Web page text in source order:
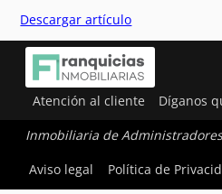
Descargar artículo
Atención al cliente Díganos
Inmobiliaria de
Aviso legal
Política de